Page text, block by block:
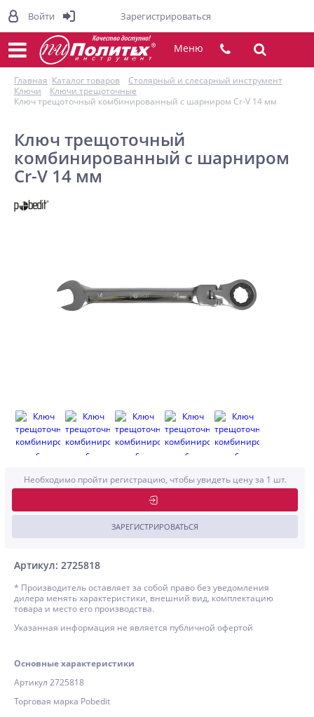
Меню
Главная Каталог товаров
Столярный и слесарный инструмент
Ключи
Ключи трещоточные
Ключ трещоточный комбинированный с шарниром Cr-V 14 мм
Ключ трещоточный
комбинированный с шарниром
Cr-V 14 мм
Артикул: 2725818
Необходимо пройти регистрацию, чтобы увидеть цену за 1 шт.
ЗАРЕГИСТРИРОВАТЬСЯ
* Производитель оставляет за собой право без уведомления
дилера менять характеристики, внешний вид, комплектацию
товара и место его производства.
Указанная информация не является публичной офертой
Основные характеристики
Артикул 2725818
Торговая марка Pobedit
Войти Зарегистрироваться